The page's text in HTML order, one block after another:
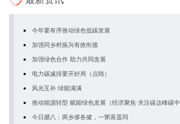
今年要有序推动绿色低碳发展
加强同乡村振兴有效衔接
加强绿色合作 助力共同发展
电力碳减排要开好局（点睛）
风光互补 绿能满满
推动能源转型 赋能绿色发展（经济聚焦·关注碳达峰碳中
今日腊八：两乡侈各健，一粥喜遥同